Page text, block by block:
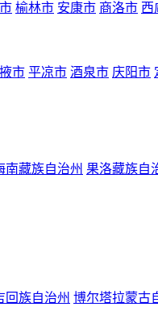
榆林市 安康市 商洛市 西
市 平凉市 酒泉市 庆阳市
南藏族自治州 果洛藏族自
回族自治州 博尔塔拉蒙古